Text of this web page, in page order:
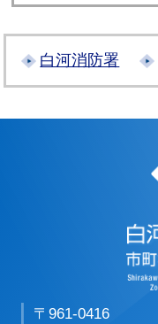
白河消防署
〒961-0416